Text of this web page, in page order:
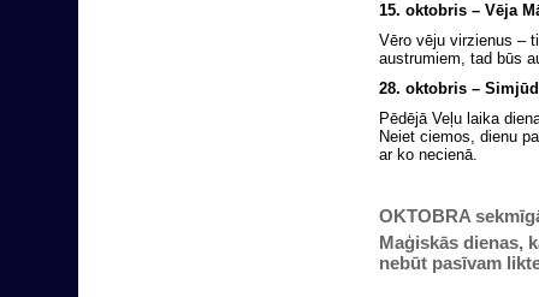
15. oktobris – Vēja
Vēro vēju virzienus –
austrumiem, tad būs
28. oktobris –
Pēdējā Veļu laika
Neiet ciemos, dienu
ar ko necienā.
OKTOBRA
Maģiskās dienas,
nebūt pasīvam